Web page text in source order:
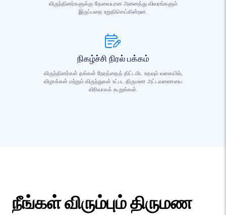
விருந்தினர்களுக்கு தேவையான அனைத்து விவரங்களும்
இருப்பதை உறுதிசெய்கின்றன.
நிகழ்ச்சி நிரல் பக்கம்
விருந்தினர்கள் தங்கள் நேரத்தைத் திட்டமிட உதவும் வகையில்,
விழாக்கள் மற்றும் விருந்துகள் உட்பட திருமண அட்டவணையை
விரிவாகக் கூறுங்கள்.
நீங்கள் விரும்பும் திருமண